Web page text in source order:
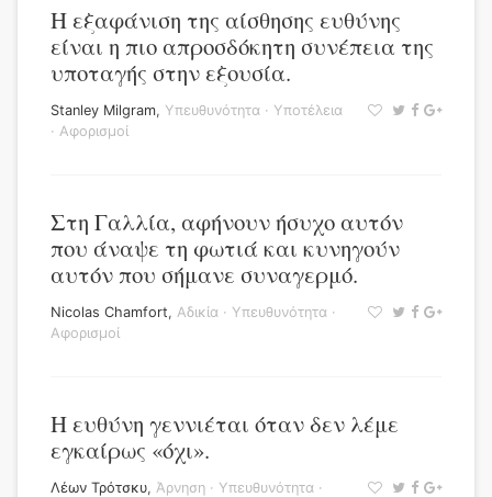
Η εξαφάνιση της αίσθησης ευθύνης
είναι η πιο απροσδόκητη συνέπεια της
υποταγής στην εξουσία.
Stanley Milgram, Υπευθυνότητα · Υποτέλεια
· Αφορισμοί
Στη Γαλλία, αφήνουν ήσυχο αυτόν
που άναψε τη φωτιά και κυνηγούν
αυτόν που σήμανε συναγερμό.
Nicolas Chamfort, Αδικία · Υπευθυνότητα ·
Αφορισμοί
Η ευθύνη γεννιέται όταν δεν λέμε
εγκαίρως «όχι».
Λέων Τρότσκυ, Άρνηση · Υπευθυνότητα ·